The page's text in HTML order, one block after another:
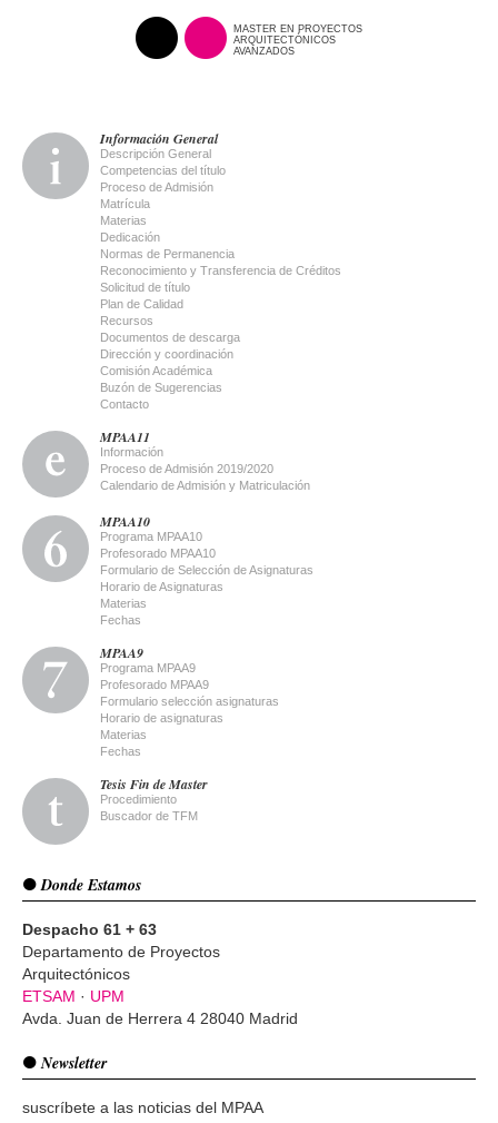
MASTER EN PROYECTOS
ARQUITECTÓNICOS
AVANZADOS
Información General
Descripción General
Competencias del título
Proceso de Admisión
Matrícula
Materias
Dedicación
Normas de Permanencia
Reconocimiento y Transferencia de Créditos
Solicitud de título
Plan de Calidad
Recursos
Documentos de descarga
Dirección y coordinación
Comisión Académica
Buzón de Sugerencias
Contacto
MPAA11
Información
Proceso de Admisión 2019/2020
Calendario de Admisión y Matriculación
MPAA10
Programa MPAA10
Profesorado MPAA10
Formulario de Selección de Asignaturas
Horario de Asignaturas
Materias
Fechas
MPAA9
Programa MPAA9
Profesorado MPAA9
Formulario selección asignaturas
Horario de asignaturas
Materias
Fechas
Tesis Fin de Master
Procedimiento
Buscador de TFM
Donde Estamos
Despacho 61 + 63
Departamento de Proyectos
Arquitectónicos
ETSAM · UPM
Avda. Juan de Herrera 4 28040 Madrid
Newsletter
suscríbete a las noticias del MPAA